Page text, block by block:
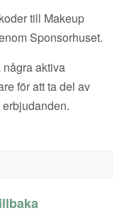
till Makeup
Sponsorhuset.
aktiva
för att ta del av